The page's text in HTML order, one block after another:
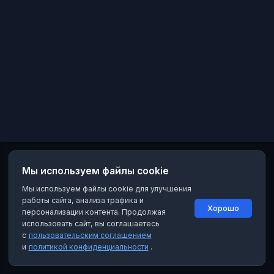
Мы используем файлы cookie
Мы используем файлы cookie для улучшения
работы сайта, анализа трафика и
персонализации контента. Продолжая
использовать сайт, вы соглашаетесь
с пользовательским соглашением
и политикой конфиденциальности .
Хорошо